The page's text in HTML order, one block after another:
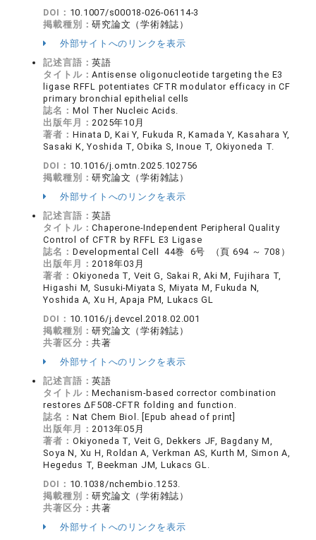
DOI： 10.1007/s00018-026-06114-3
掲載種別：研究論文（学術雑誌）
外部サイトへのリンクを表示
記述言語：英語
タイトル：Antisense oligonucleotide targeting the E3
ligase RFFL potentiates CFTR modulator efficacy in CF
primary bronchial epithelial cells
誌名： Mol Ther Nucleic Acids.
出版年月：2025年10月
著者： Hinata D, Kai Y, Fukuda R, Kamada Y, Kasahara Y,
Sasaki K, Yoshida T, Obika S, Inoue T, Okiyoneda T.
DOI： 10.1016/j.omtn.2025.102756
掲載種別：研究論文（学術雑誌）
外部サイトへのリンクを表示
記述言語：英語
タイトル：Chaperone-Independent Peripheral Quality
Control of CFTR by RFFL E3 Ligase
誌名： Developmental Cell 44巻 6号 （頁 694 ～ 708）
出版年月：2018年03月
著者： Okiyoneda T, Veit G, Sakai R, Aki M, Fujihara T,
Higashi M, Susuki-Miyata S, Miyata M, Fukuda N,
Yoshida A, Xu H, Apaja PM, Lukacs GL
DOI： 10.1016/j.devcel.2018.02.001
掲載種別：研究論文（学術雑誌）
共著区分：共著
外部サイトへのリンクを表示
記述言語：英語
タイトル：Mechanism-based corrector combination
restores ΔF508-CFTR folding and function.
誌名： Nat Chem Biol. [Epub ahead of print]
出版年月：2013年05月
著者： Okiyoneda T, Veit G, Dekkers JF, Bagdany M,
Soya N, Xu H, Roldan A, Verkman AS, Kurth M, Simon A,
Hegedus T, Beekman JM, Lukacs GL.
DOI： 10.1038/nchembio.1253.
掲載種別：研究論文（学術雑誌）
共著区分：共著
外部サイトへのリンクを表示